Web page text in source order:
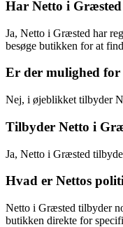
Har Netto i
Ja, Netto i Græsted har
besøge butikken for at
Er der mulighed for
Nej, i øjeblikket tilbyder
Tilbyder Netto i
Ja, Netto i Græsted
Hvad er Nettos
Netto i Græsted tilbyder
butikken direkte for